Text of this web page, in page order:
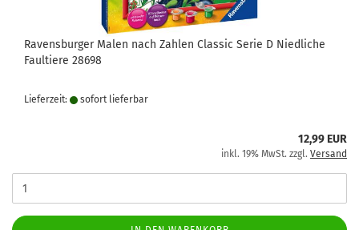
Ravensburger Malen nach Zahlen Classic Serie D Niedliche
Faultiere 28698
Lieferzeit: sofort lie­fer­bar
12,99 EUR
inkl. 19% MwSt. zzgl. Versand